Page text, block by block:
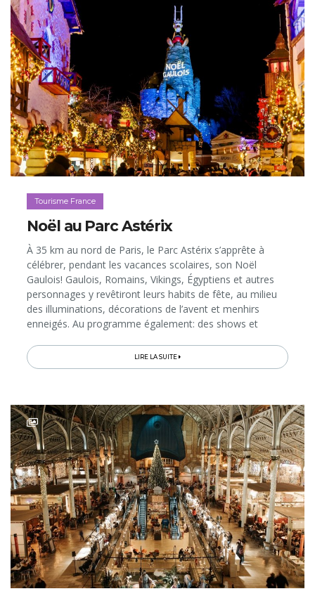
Tourisme France
Noël au Parc Astérix
À 35 km au nord de Paris, le Parc Astérix s’apprête à
célébrer, pendant les vacances scolaires, son Noël
Gaulois! Gaulois, Romains, Vikings, Égyptiens et autres
personnages y revêtiront leurs habits de fête, au milieu
des illuminations, décorations de l’avent et menhirs
enneigés. Au programme également: des shows et
cinquantaine...
LIRE LA SUITE